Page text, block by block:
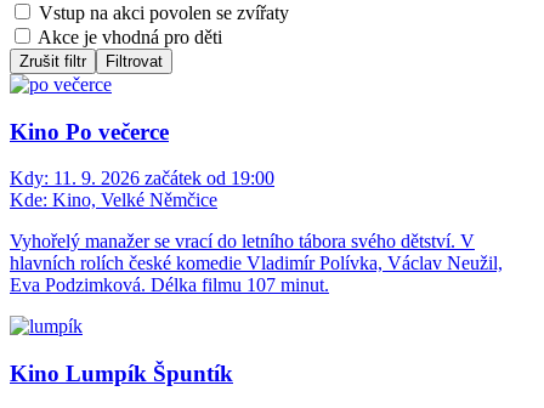
Vstup na akci povolen se zvířaty
Akce je vhodná pro děti
Zrušit filtr Filtrovat
Kino Po večerce
Kdy: 11. 9. 2026 začátek od 19:00
Kde: Kino, Velké Němčice
Vyhořelý manažer se vrací do letního tábora svého dětství. V
hlavních rolích české komedie Vladimír Polívka, Václav Neužil,
Eva Podzimková. Délka filmu 107 minut.
Kino Lumpík Špuntík